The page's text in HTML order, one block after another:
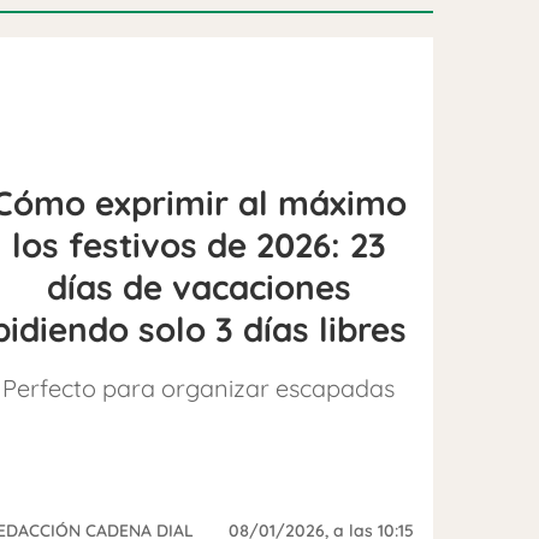
exprimir al máximo
los festivos de 2026: 23
días de vacaciones
solo 3 días libres
Perfecto para organizar escapadas
CADENA DIAL 08/01/2026, a las 10:15